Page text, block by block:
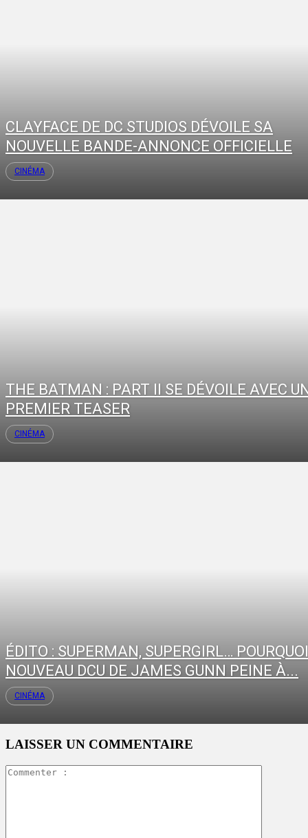
CLAYFACE DE DC STUDIOS DÉVOILE SA
NOUVELLE BANDE-ANNONCE OFFICIELLE
CINÉMA
THE BATMAN : PART II SE DÉVOILE AVEC
PREMIER TEASER
CINÉMA
ÉDITO : SUPERMAN, SUPERGIRL…
NOUVEAU DCU DE JAMES GUNN PEINE À...
CINÉMA
LAISSER UN COMMENTAIRE